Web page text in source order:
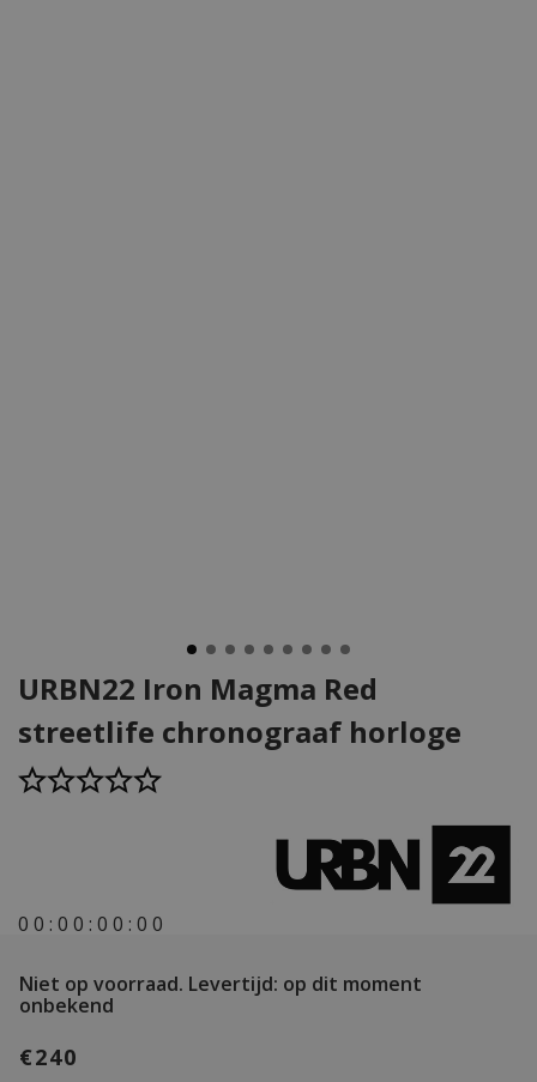
URBN22 Iron Magma Red
streetlife chronograaf horloge
0 0 : 0 0 : 0 0 : 0 0
Niet op voorraad. Levertijd: op dit moment
onbekend
€240